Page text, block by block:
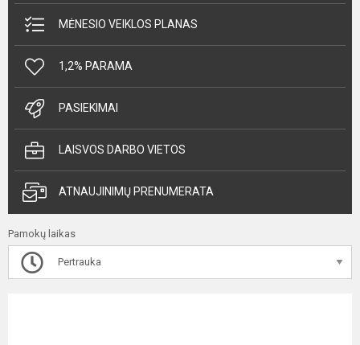
MĖNESIO VEIKLOS PLANAS
1,2% PARAMA
PASIEKIMAI
LAISVOS DARBO VIETOS
ATNAUJINIMŲ PRENUMERATA
Pamokų laikas
Pertrauka